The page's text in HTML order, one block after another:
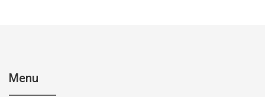
Menu